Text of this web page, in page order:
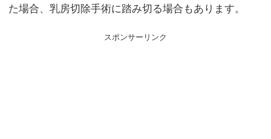
た場合、乳房切除手術に踏み切る場合もあります。
スポンサーリンク